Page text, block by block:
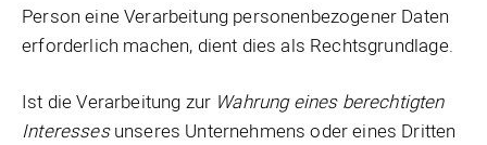
Person eine Verarbeitung personenbezogener Daten
erforderlich machen, dient dies als Rechtsgrundlage.
Ist die Verarbeitung zur Wahrung eines berechtigten
Interessesunseres Unternehmens oder eines Dritten